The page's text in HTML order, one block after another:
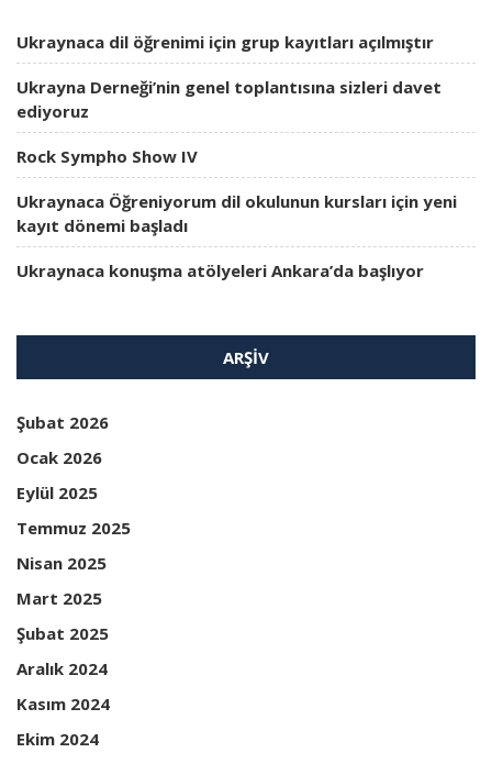
Ukraynaca dil öğrenimi için grup kayıtları açılmıştır
Ukrayna Derneği’nin genel toplantısına sizleri davet
ediyoruz
Rock Sympho Show IV
Ukraynaca Öğreniyorum dil okulunun kursları için yeni
kayıt dönemi başladı
Ukraynaca konuşma atölyeleri Ankara’da başlıyor
ARŞIV
Şubat 2026
Ocak 2026
Eylül 2025
Temmuz 2025
Nisan 2025
Mart 2025
Şubat 2025
Aralık 2024
Kasım 2024
Ekim 2024